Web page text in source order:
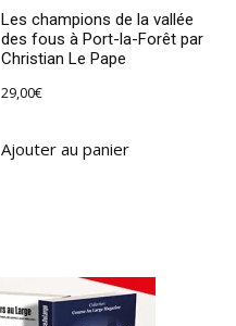
Les champions de la vallée
des fous à Port-la-Forêt par
Christian Le Pape
29,00€
Ajouter au panier